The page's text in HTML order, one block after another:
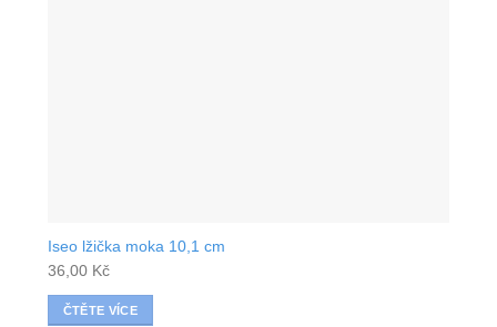
Iseo lžička moka 10,1 cm
36,00 Kč
ČTĚTE VÍCE